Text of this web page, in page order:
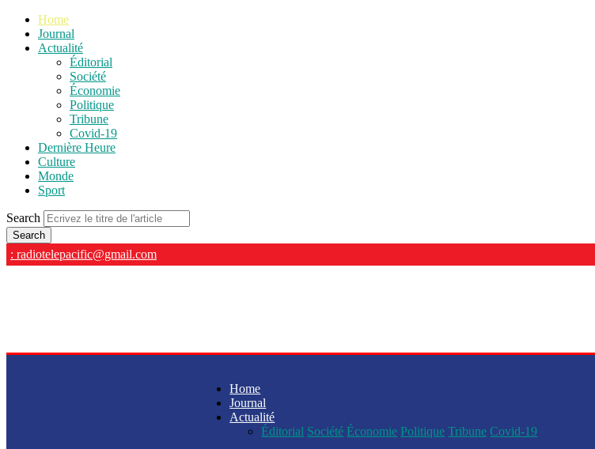
Home
Journal
Actualité
Éditorial
Société
Économie
Politique
Tribune
Covid-19
Dernière Heure
Culture
Monde
Sport
Search
: radiotelepacific@gmail.com
Home
Journal
Actualité
Éditorial Société Économie Politique Tribune Covid-19